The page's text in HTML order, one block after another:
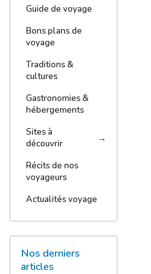
Guide de voyage
Bons plans de
voyage
Traditions &
cultures
Gastronomies &
hébergements
Sites à
découvrir
Récits de nos
voyageurs
Actualités voyage
Nos derniers
articles